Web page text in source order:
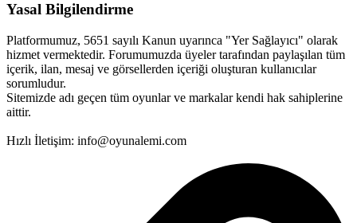
Yasal Bilgilendirme
Platformumuz, 5651 sayılı Kanun uyarınca "Yer Sağlayıcı" olarak
hizmet vermektedir. Forumumuzda üyeler tarafından paylaşılan tüm
içerik, ilan, mesaj ve görsellerden içeriği oluşturan kullanıcılar
sorumludur.
Sitemizde adı geçen tüm oyunlar ve markalar kendi hak sahiplerine
aittir.
Hızlı İletişim: info@oyunalemi.com